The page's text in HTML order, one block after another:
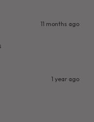
11 months ago
1 year ago